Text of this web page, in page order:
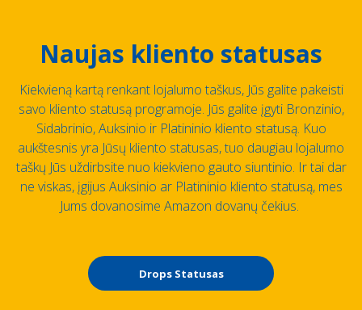
Naujas kliento statusas
Kiekvieną kartą renkant lojalumo taškus, Jūs galite pakeisti
savo kliento statusą programoje. Jūs galite įgyti Bronzinio,
Sidabrinio, Auksinio ir Platininio kliento statusą. Kuo
aukštesnis yra Jūsų kliento statusas, tuo daugiau lojalumo
taškų Jūs uždirbsite nuo kiekvieno gauto siuntinio. Ir tai dar
ne viskas, įgijus Auksinio ar Platininio kliento statusą, mes
Jums dovanosime Amazon dovanų čekius.
Drops Statusas